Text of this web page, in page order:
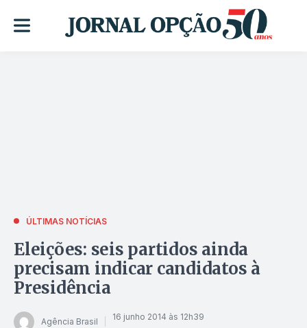
ÚLTIMAS NOTÍCIAS
Eleições: seis partidos ainda
precisam indicar candidatos à
Presidência
Agência Brasil 16 junho 2014 às 12h39